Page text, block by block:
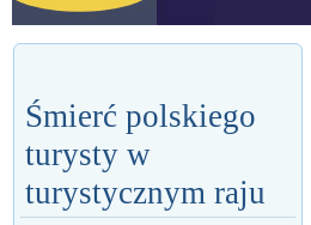
Śmierć polskiego
turysty w
turystycznym raju